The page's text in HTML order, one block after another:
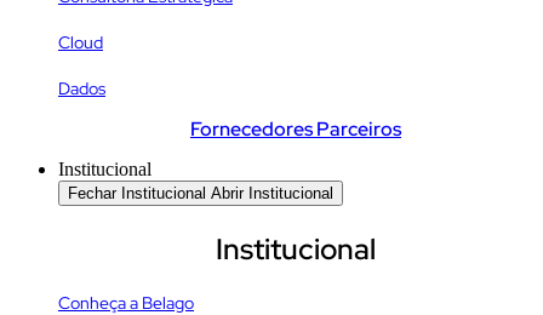
Cloud
Dados
Fornecedores Parceiros
Institucional
Fechar Institucional Abrir Institucional
Institucional
Conheça a Belago